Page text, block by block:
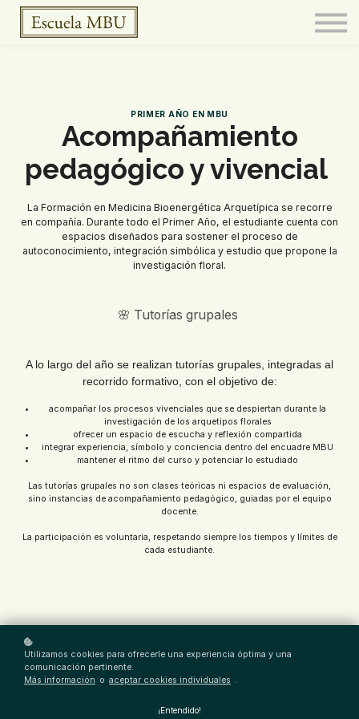
FERMENTARIO
Meditación
CONTACTO
PRIMER AÑO EN MBU
Acompañamiento
pedagógico y vivencial
La Formación en Medicina Bioenergética Arquetípica se recorre
en compañía. Durante todo el Primer Año, el estudiante cuenta con
espacios diseñados para sostener el proceso de
autoconocimiento, integración simbólica y estudio que propone la
investigación floral.
🌸 Tutorías grupales
A lo largo del año se realizan tutorías grupales, integradas al
recorrido formativo, con el objetivo de:
acompañar los procesos vivenciales que se despiertan durante la
investigación de los arquetipos florales
ofrecer un espacio de escucha y reflexión compartida
integrar experiencia, símbolo y conciencia dentro del encuadre MBU
mantener el ritmo del curso y potenciar lo estudiado
Las tutorías grupales no son clases teóricas ni espacios de evaluación,
sino instancias de acompañamiento pedagógico, guiadas por el equipo
docente.
La participación es voluntaria, respetando siempre los tiempos y límites de
cada estudiante.
🤍 UN ENCUADRE CUIDADO Y RESPETUOSO
Utilizamos cookies para ofrecerle una experiencia óptima y una
comunicación pertinente.
Más información o aceptar cookies individuales .
¡Entendido!